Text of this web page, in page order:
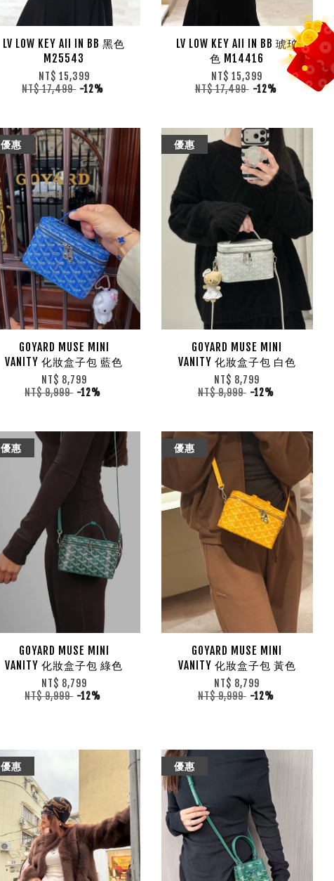
LV LOW KEY AII IN BB 黑色
M25543
NT$ 15,399
NT$ 17,499 -12%
LV LOW KEY AII IN BB 琥珀
色 M14416
NT$ 15,399
NT$ 17,499 -12%
優惠
GOYARD MUSE MINI
VANITY 化妝盒子包 藍色
NT$ 8,799
NT$ 9,999 -12%
優惠
GOYARD MUSE MINI
VANITY 化妝盒子包 白色
NT$ 8,799
NT$ 9,999 -12%
優惠
GOYARD MUSE MINI
VANITY 化妝盒子包 綠色
NT$ 8,799
NT$ 9,999 -12%
優惠
GOYARD MUSE MINI
VANITY 化妝盒子包 黃色
NT$ 8,799
NT$ 9,999 -12%
優惠 優惠